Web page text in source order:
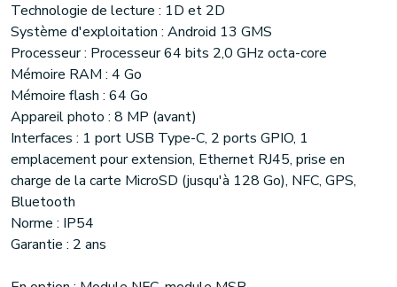
Technologie de lecture : 1D et 2D
Système d'exploitation : Android 13 GMS
Processeur : Processeur 64 bits 2,0 GHz octa-core
Mémoire RAM : 4 Go
Mémoire flash : 64 Go
Appareil photo : 8 MP (avant)
Interfaces : 1 port USB Type-C, 2 ports GPIO, 1
emplacement pour extension, Ethernet RJ45, prise en
charge de la carte MicroSD (jusqu'à 128 Go), NFC, GPS,
Bluetooth
Norme : IP54
Garantie : 2 ans